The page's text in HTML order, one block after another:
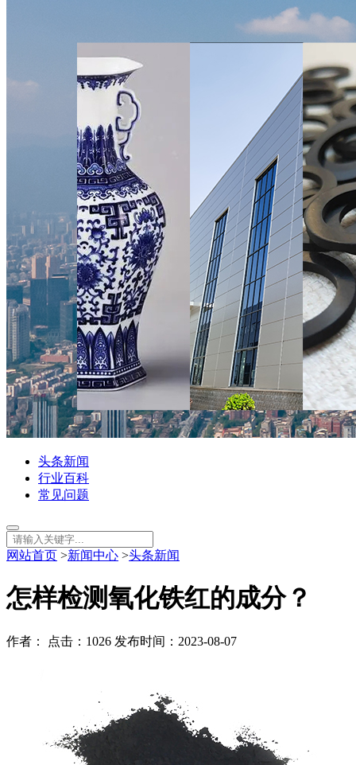
头条新闻
行业百科
常见问题
网站首页 >新闻中心 >头条新闻
怎样检测氧化铁红的成分？
作者： 点击：1026 发布时间：2023-08-07